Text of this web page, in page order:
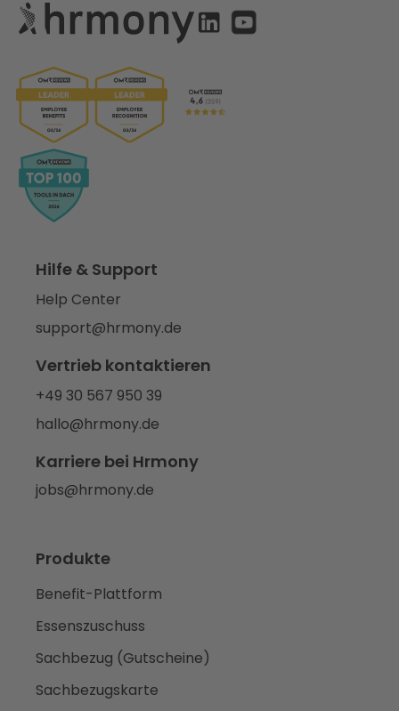
Hilfe & Support
Help Center
support@hrmony.de
Vertrieb kontaktieren
+49 30 567 950 39
hallo@hrmony.de
Karriere bei Hrmony
jobs@hrmony.de
Produkte
Benefit-Plattform
Essenszuschuss
Sachbezug (Gutscheine)
Sachbezugskarte